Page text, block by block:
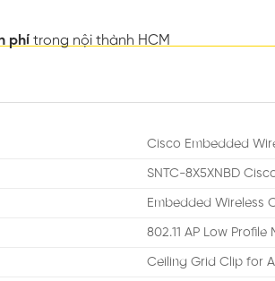
phí trong nội thành HCM
Cisco Embedded
SNTC-8X5XNBD
Embedded Wireless
802.11 AP Low
Ceiling Grid Clip for